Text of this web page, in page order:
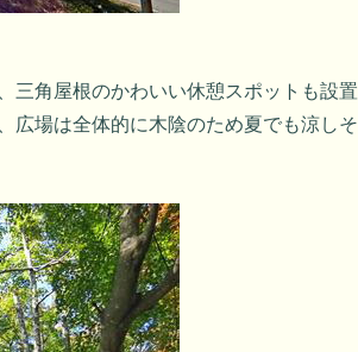
三角屋根のかわいい休憩スポットも設置
広場は全体的に木陰のため夏でも涼しそ